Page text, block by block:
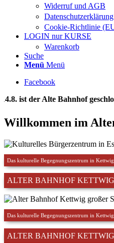
Widerruf und AGB
Datenschutzerklärung
Cookie-Richtlinie
LOGIN nur KURSE
Warenkorb
Suche
Menü Menü
Facebook
Bahnhof geschlossen und
Willkommen im
Das kulturelle Begegnungszentrum in Kettwig
ALTER BAHNHOF KETTWIG
Das kulturelle Begegnungszentrum in Kettwig
ALTER BAHNHOF KETTWIG